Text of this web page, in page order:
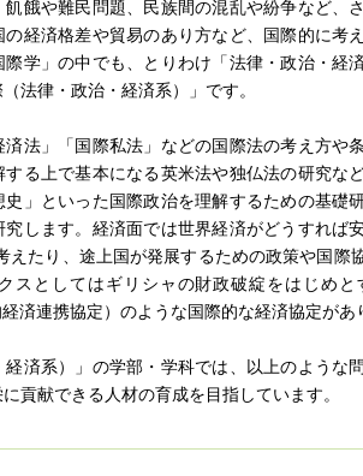
餓や難民問題、民族間の混乱や紛争など、
の経済格差や貿易のあり方など、国際的に考
際学」の中でも、とりわけ「法律・政治・経
法律・政治・経済系）」です。
法」「国際私法」などの国際法の考え方や
る上で基本になる英米法や独仏法の研究な
史」といった国際政治を理解するための基礎
します。経済面では世界経済がどうすれば
えたり、途上国が発展するための政策や国際
スとしてはギリシャの財政破綻をはじめと
済連携協定）のような国際的な経済協定があ
経済系）」の学部・学科では、以上のような
貢献できる人材の育成を目指しています。